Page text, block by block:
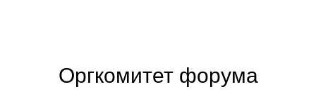
Оргкомитет форума